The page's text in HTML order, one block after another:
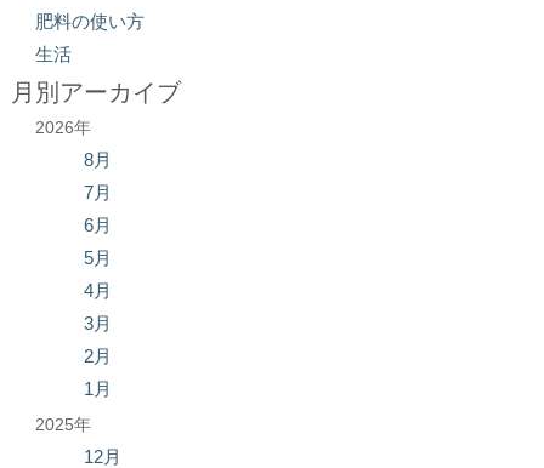
肥料の使い方
生活
月別アーカイブ
2026年
8月
7月
6月
5月
4月
3月
2月
1月
2025年
12月